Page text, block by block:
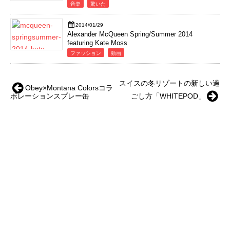
音楽 驚いた
2014/01/29
Alexander McQueen Spring/Summer 2014
featuring Kate Moss
ファッション 動画
スイスの冬リゾートの新しい過
ごし方「WHITEPOD」
Obey×Montana Colorsコラ
ボレーションスプレー缶